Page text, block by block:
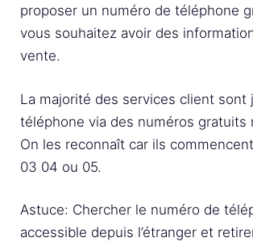
proposer un numéro de téléphone
vous souhaitez avoir des
vente.
La majorité des services client sont
téléphone via des numéros gratuits
On les reconnaît car ils
03 04 ou 05.
Astuce: Chercher le numéro de
accessible depuis l’étranger et